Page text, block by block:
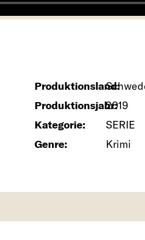
Produktionsland:
Produktionsjahr:2019
Kategorie:
SERIE
Genre:
Krimi